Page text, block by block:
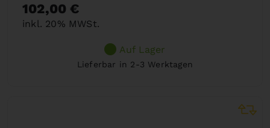
102,00 €
inkl. 20% MWSt.
Auf Lager
Lieferbar in 2-3 Werktagen